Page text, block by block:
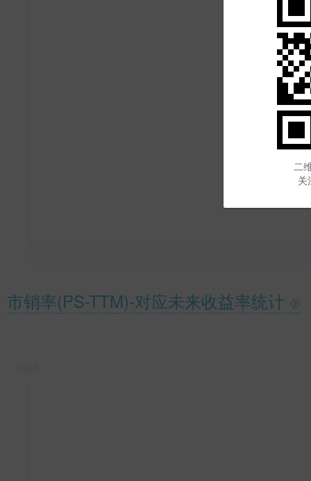
二
关
市销率(PS-TTM)-对应未来收益率统计